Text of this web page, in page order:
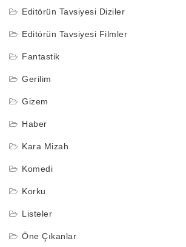
Editörün Tavsiyesi Diziler
Editörün Tavsiyesi Filmler
Fantastik
Gerilim
Gizem
Haber
Kara Mizah
Komedi
Korku
Listeler
Öne Çıkanlar